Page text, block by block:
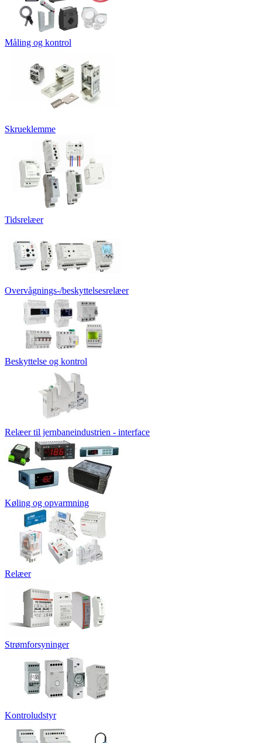
Måling og kontrol
Skrueklemme
Tidsrelæer
Overvågnings-/beskyttelsesrelæer
Beskyttelse og kontrol
Relæer til jernbaneindustrien - interface
Køling og opvarmning
Relæer
Strømforsyninger
Kontroludstyr